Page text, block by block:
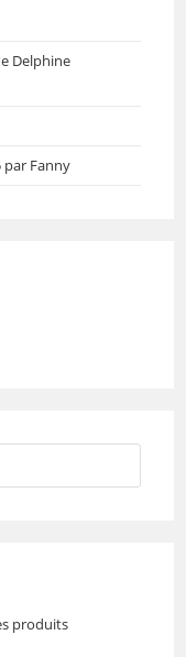
Delphine
par Fanny
produits